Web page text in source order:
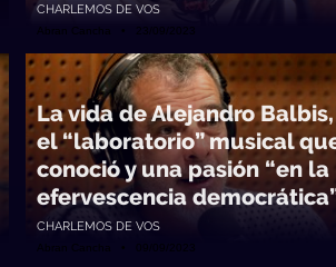
CHARLEMOS DE VOS
Abran Cancha • 23/09/2023
La vida de Alejandro Balbis,
el “laboratorio” musical
conoció y una pasión “en la
efervescencia
CHARLEMOS DE VOS
Abran Cancha • 09/09/2023